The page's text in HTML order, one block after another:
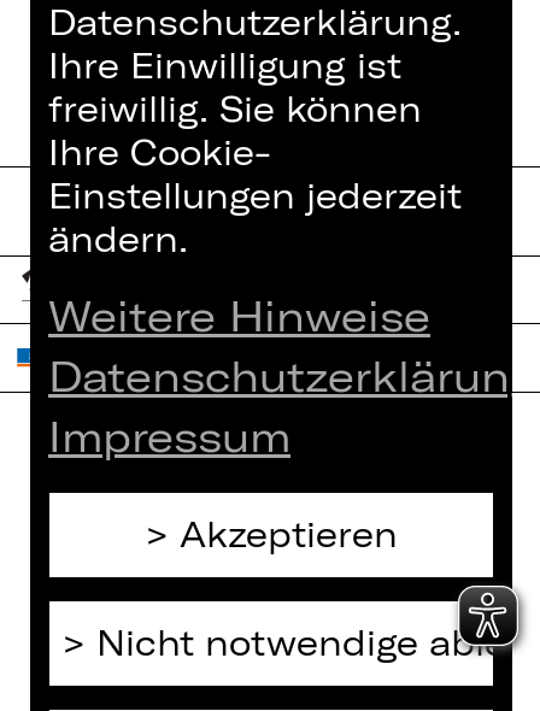
Künstler*innen
Kartenkauf
Presse
ZVB/L
Datenschutz
Impressum
Datenschutzerklärung.
Ihre Einwilligung ist
freiwillig. Sie können
Ihre Cookie-
Einstellungen jederzeit
ändern.
Weitere Hinweise
Datenschutzerklärung
Impressum
Akzeptieren
Nicht notwendige